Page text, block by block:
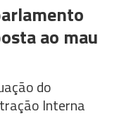
ao mau
do
Interna